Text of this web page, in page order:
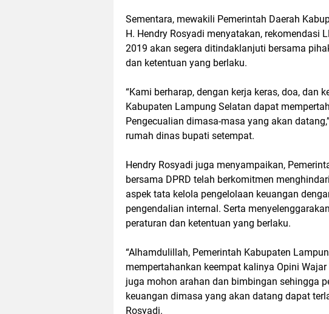
Sementara, mewakili Pemerintah Daerah
H. Hendry Rosyadi menyatakan, rekomendasi
2019 akan segera ditindaklanjuti bersama
dan ketentuan yang berlaku.
“Kami berharap, dengan kerja keras, doa, dan
Kabupaten Lampung Selatan dapat
Pengecualian dimasa-masa yang akan
rumah dinas bupati setempat.
Hendry Rosyadi juga menyampaikan,
bersama DPRD telah berkomitmen
aspek tata kelola pengelolaan keuangan
pengendalian internal. Serta
peraturan dan ketentuan yang berlaku.
“Alhamdulillah, Pemerintah Kabupaten
mempertahankan keempat kalinya Opini
juga mohon arahan dan bimbingan sehingga
keuangan dimasa yang akan datang dapat
Rosyadi.